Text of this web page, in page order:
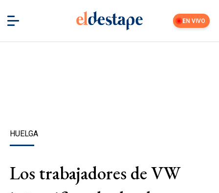
EN VIVO
HUELGA
Los trabajadores de VW